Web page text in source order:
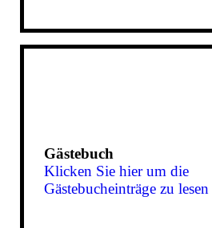
Gästebuch
Klicken Sie hier um die
Gäs­te­buch­ein­trä­ge zu lesen